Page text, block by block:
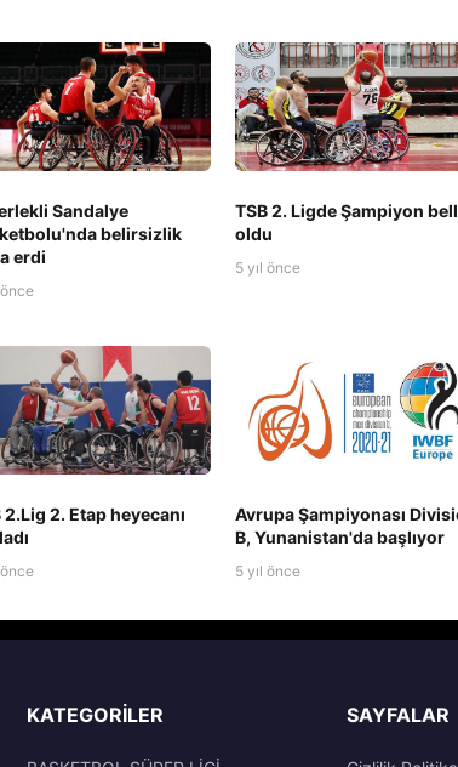
Sandalye
belirsizlik
erdi
önce
TSB 2. Ligde Şampiyon
oldu
5 yıl önce
2.Lig 2. Etap heyecanı
önce
Avrupa Şampiyonası
B, Yunanistan'da başlıyor
5 yıl önce
KATEGORILER SAYFALAR